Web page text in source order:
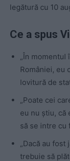
legătură cu 10
Ce a spus
„În momentul
României, eu
lovitură de
„Poate cei
eu nu știu, că
să se intre cu
„Dacă au fost
trebuie să